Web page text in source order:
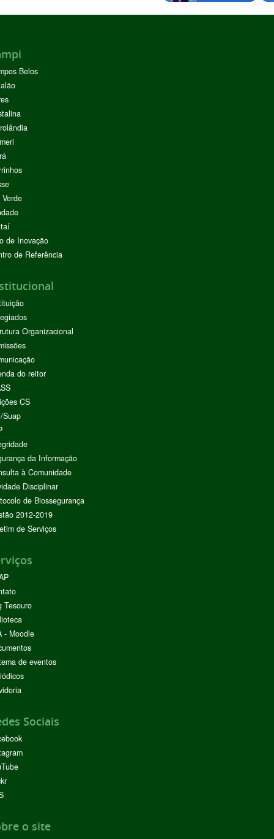
Belos
de Inovação
de Referência
Organizacional
do reitor
CS
Suap
da Informação
à Comunidade
Disciplinar
de Biossegurança
2012-2019
de Serviços
Tesouro
- Moodle
de eventos
Sociais
o site